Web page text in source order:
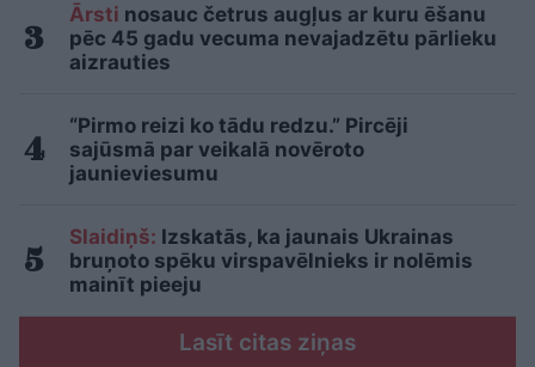
Ārsti nosauc četrus augļus ar kuru ēšanu
pēc 45 gadu vecuma nevajadzētu pārlieku
aizrauties
“Pirmo reizi ko tādu redzu.” Pircēji
sajūsmā par veikalā novēroto
jaunieviesumu
Slaidiņš: Izskatās, ka jaunais Ukrainas
bruņoto spēku virspavēlnieks ir nolēmis
mainīt pieeju
Lasīt citas ziņas